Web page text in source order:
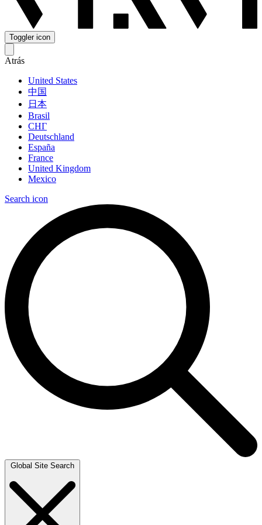
Toggler icon
Atrás
United States
中国
日本
Brasil
СНГ
Deutschland
España
France
United Kingdom
Mexico
Search icon
Global Site Search